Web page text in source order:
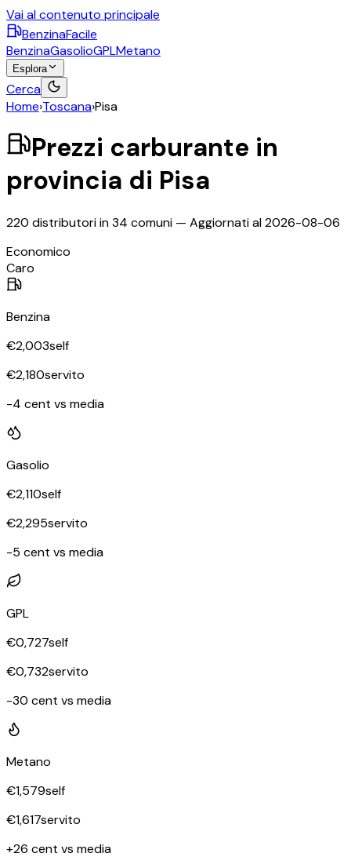
Vai al contenuto principale
BenzinaFacile
BenzinaGasolioGPLMetano
Esplora
Cerca
Home›Toscana›Pisa
Prezzi carburante in
provincia di Pisa
220 distributori in34 comuni — Aggiornati al2026-08-06
Economico
Caro
Benzina
€2,003self
€2,180servito
-4 cent vs media
Gasolio
€2,110self
€2,295servito
-5 cent vs media
GPL
€0,727self
€0,732servito
-30 cent vs media
Metano
€1,579self
€1,617servito
+26 cent vs media